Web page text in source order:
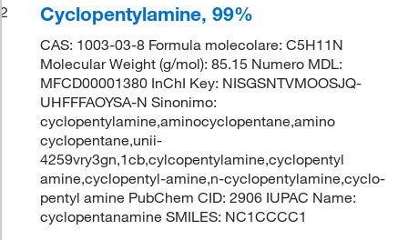
2
Cyclopentylamine, 99%
CAS: 1003-03-8 Formula molecolare: C5H11N
Molecular Weight (g/mol): 85.15 Numero MDL:
MFCD00001380 InChI Key: NISGSNTVMOOSJQ-
UHFFFAOYSA-N Sinonimo:
cyclopentylamine,aminocyclopentane,amino
cyclopentane,unii-
4259vry3gn,1cb,cylcopentylamine,cyclopentyl
amine,cyclopentyl-amine,n-cyclopentylamine,cyclo-
pentyl amine PubChem CID: 2906 IUPAC Name:
cyclopentanamine SMILES: NC1CCCC1